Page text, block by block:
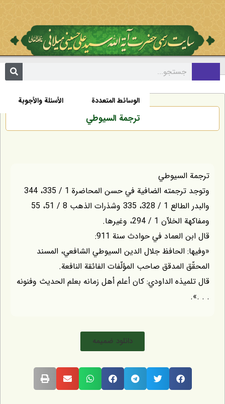
الأسئلة والأجوبة الوسائط المتعددة
ترجمة السيوطي
ترجمة السيوطي
وتوجد ترجمته الضافية في حسن المحاضرة 1 / 335، 344
والبدر الطالع 1 / 328، 335 وشذرات الذهب 8 / 51، 55
ومفاكهة الخلاّن 1 / 294، وغيرها.
قال ابن العماد في حوادث سنة 911:
«وفيها: الحافظ جلال الدين السيوطي الشافعي، المسند
المحقّق المدقق صاحب المؤلّفات الفائقة النافعة.
قال تلميذه الداودي: كان أعلم أهل زمانه بعلم الحديث وفنونه
. . .».
دانلود ضمیمه